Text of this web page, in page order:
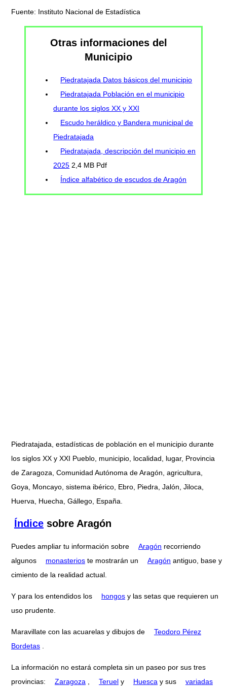
Fuente: Instituto Nacional de Estadística
Otras informaciones del
Municipio
Piedratajada Datos básicos del municipio
Piedratajada Población en el municipio
durante los siglos XX y XXI
Escudo heráldico y Bandera municipal de
Piedratajada
Piedratajada, descripción del municipio en
2025 2,4 MB Pdf
Índice alfabético de escudos de Aragón
Piedratajada, estadísticas de población en el municipio durante
los siglos XX y XXI Pueblo, municipio, localidad, lugar, Provincia
de Zaragoza, Comunidad Autónoma de Aragón, agricultura,
Goya, Moncayo, sistema ibérico, Ebro, Piedra, Jalón, Jiloca,
Huerva, Huecha, Gállego, España.
Índice sobre Aragón
Puedes ampliar tu información sobre Aragón recorriendo
algunos
monasterios te mostrarán un Aragón antiguo, base y
cimiento de la realidad actual.
Y para los entendidos los hongos y las setas que requieren un
uso prudente.
Maravillate con las acuarelas y dibujos de
Teodoro Pérez
Bordetas
La información no estará completa sin un paseo por sus tres
provincias:
Zaragoza Teruel y Huesca y sus
variadas